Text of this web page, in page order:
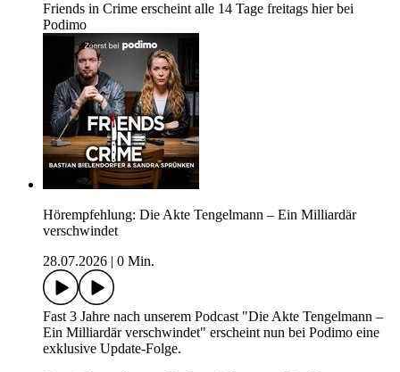
Friends in Crime erscheint alle 14 Tage freitags hier bei
Podimo
Hörempfehlung: Die Akte Tengelmann – Ein Milliardär
verschwindet
28.07.2026
0 Min.
Fast 3 Jahre nach unserem Podcast "Die Akte Tengelmann –
Ein Milliardär verschwindet" erscheint nun bei Podimo eine
exklusive Update-Folge.